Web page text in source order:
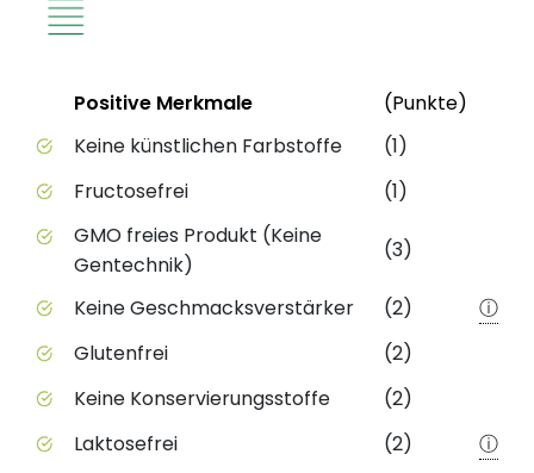
Positive Merkmale des Produkts mit
StatusPositive Merkmale (Punkte)
Keine künstlichen Farbstoffe
(1)
Fructosefrei
(1)
GMO freies Produkt (Keine
Gentechnik)
(3)
Keine Geschmacksverstärker (2)
ⓘ
Glutenfrei
(2)
Keine Konservierungsstoffe
(2)
Laktosefrei
(2)
ⓘ